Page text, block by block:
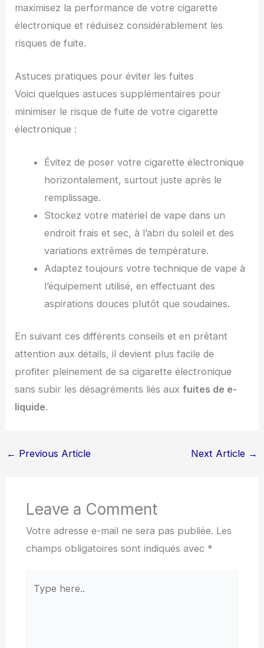
maximisez la performance de votre cigarette
électronique et réduisez considérablement les
risques de fuite.
Astuces pratiques pour éviter les fuites
Voici quelques astuces supplémentaires pour
minimiser le risque de fuite de votre cigarette
électronique :
Évitez de poser votre cigarette électronique
horizontalement, surtout juste après le
remplissage.
Stockez votre matériel de vape dans un
endroit frais et sec, à l’abri du soleil et des
variations extrêmes de température.
Adaptez toujours votre technique de vape à
l’équipement utilisé, en effectuant des
aspirations douces plutôt que soudaines.
En suivant ces différents conseils et en prêtant
attention aux détails, il devient plus facile de
profiter pleinement de sa cigarette électronique
sans subir les désagréments liés auxfuites de e-
liquide.
← Previous Article Next Article →
Leave a Comment
Votre adresse e-mail ne sera pas publiée. Les
champs obligatoires sont indiqués avec *
here..